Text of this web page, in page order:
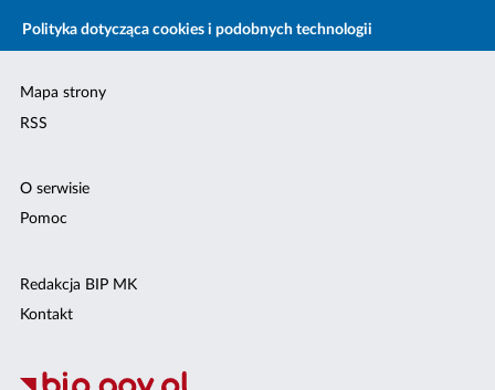
Polityka dotycząca cookies i podobnych technologii
Mapa strony
RSS
O serwisie
Pomoc
Redakcja BIP MK
Kontakt